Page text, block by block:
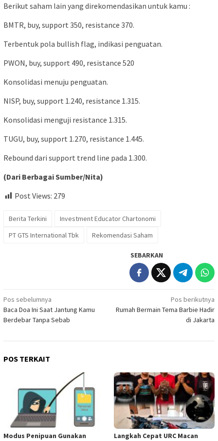
Berikut saham lain yang direkomendasikan untuk kamu :
BMTR, buy, support 350, resistance 370.
Terbentuk pola bullish flag, indikasi penguatan.
PWON, buy, support 490, resistance 520
Konsolidasi menuju penguatan.
NISP, buy, support 1.240, resistance 1.315.
Konsolidasi menguji resistance 1.315.
TUGU, buy, support 1.270, resistance 1.445.
Rebound dari support trend line pada 1.300.
(Dari Berbagai Sumber/Nita)
Post Views: 279
Berita Terkini
Investment Educator Chartonomi
PT GTS International Tbk
Rekomendasi Saham
SEBARKAN
Navigasi
pos
Pos sebelumnya
Baca Doa Ini Saat Jantung Kamu
Berdebar Tanpa Sebab
Pos berikutnya
Rumah Bermain Tema Barbie Hadir
di Jakarta
POS TERKAIT
Modus Penipuan Gunakan
Langkah Cepat URC Macan